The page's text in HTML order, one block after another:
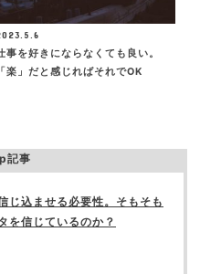
事を好きにならなくても良い。
「楽」だと感じればそれでOK
記事
じ込ませる必要性。そもそも
を信じているのか？